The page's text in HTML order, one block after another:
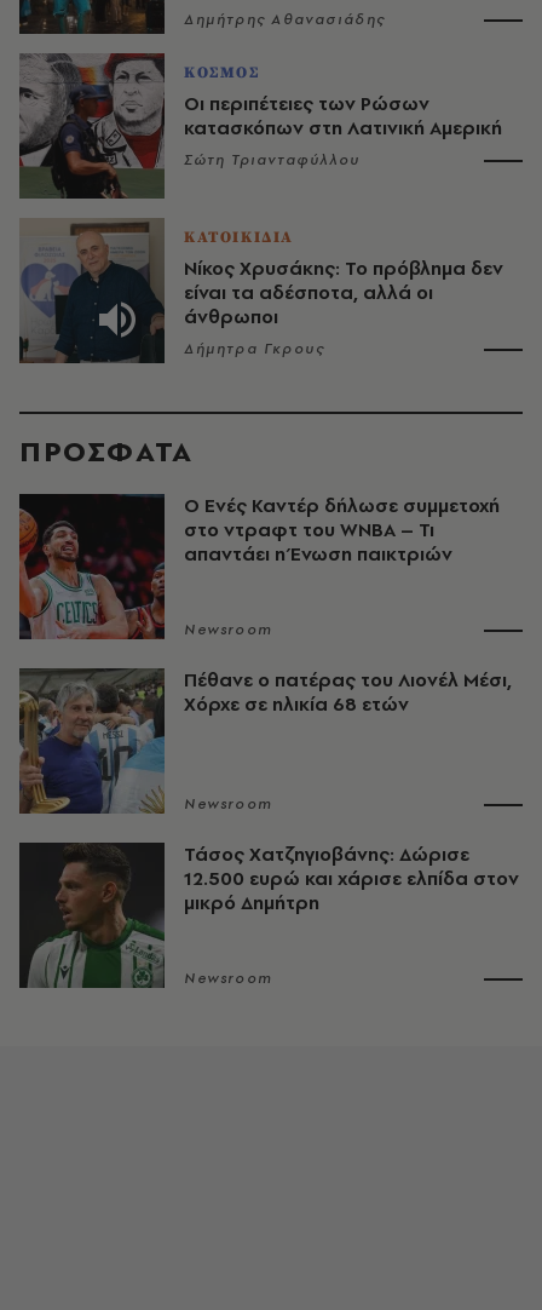
Δημήτρης Αθανασιάδης
ΚΟΣΜΟΣ
Οι περιπέτειες των Ρώσων
κατασκόπων στη Λατινική Αμερική
Σώτη Τριανταφύλλου
ΚΑΤΟΙΚΙΔΙΑ
Νίκος Χρυσάκης: Το πρόβλημα δεν
είναι τα αδέσποτα, αλλά οι
άνθρωποι
Δήμητρα Γκρους
ΠΡΟΣΦΑΤΑ
Ο Ενές Καντέρ δήλωσε συμμετοχή
στο ντραφτ του WNBA – Τι
απαντάει η Ένωση παικτριών
Newsroom
Πέθανε ο πατέρας του Λιονέλ Μέσι,
Χόρχε σε ηλικία 68 ετών
Newsroom
Τάσος Χατζηγιοβάνης: Δώρισε
12.500 ευρώ και χάρισε ελπίδα στον
μικρό Δημήτρη
Newsroom